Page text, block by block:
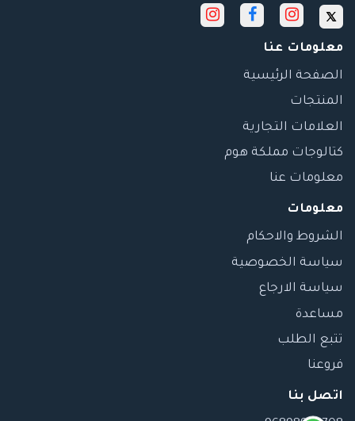
معلومات عنا
الصفحة الرئيسية
المنتجات
العلامات التجارية
كتالوجات مملكة هوم
معلومات عنا
معلومات
الشروط والاحكام
سياسة الخصوصية
سياسة الارجاع
مساعدة
تتبع الطلب
فروعنا
اتصل بنا